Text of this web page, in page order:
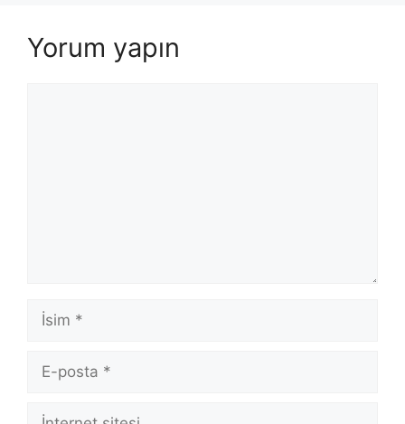
Yorum yapın
İsim
posta
İnternet